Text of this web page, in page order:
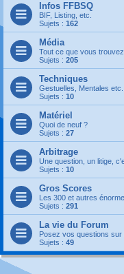
Infos FFBSQ
BIF, Listing, etc.
Sujets : 162
Média
Tout ce que vous
Sujets : 205
Techniques
Gestuelles, Mentales etc...
Sujets : 10
Matériel
Quoi de neuf ?
Sujets : 27
Arbitrage
Une question, un litige,
Sujets : 10
Gros Scores
Les 300 et autres
Sujets : 291
La vie du Forum
Posez vos questions sur
Sujets : 49